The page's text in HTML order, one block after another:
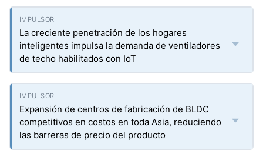
La creciente penetración de los hogares
inteligentes impulsa la demanda de ventiladores
de techo habilitados con IoT
Expansión de centros de fabricación de BLDC
competitivos en costos en toda Asia, reduciendo
las barreras de precio del producto